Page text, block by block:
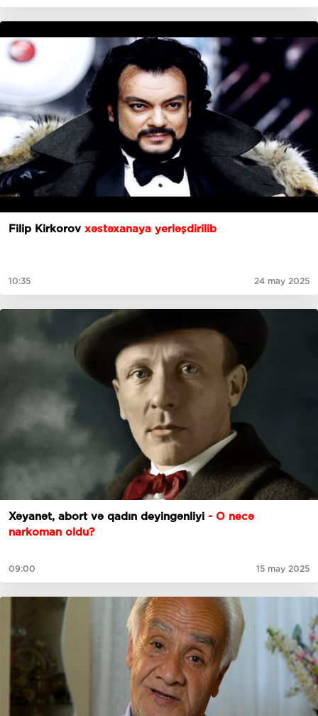
Filip Kirkorov xəstəxanaya yerləşdirilib
10:35 24 may 2025
Xəyanət, abort və qadın deyingənliyi - O necə
narkoman oldu?
09:00 15 may 2025